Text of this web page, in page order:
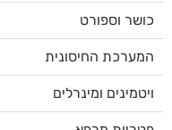
כושר וספורט
המערכת החיסונית
ויטמינים ומינרלים